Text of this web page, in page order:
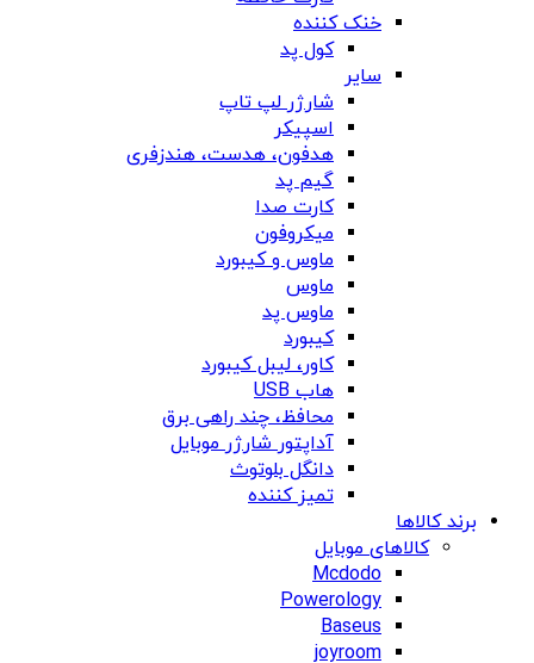
خنک کننده
کول پد
سایر
شارژر لپ تاپ
اسپیکر
هدفون، هدست، هندزفری
گیم پد
کارت صدا
میکروفون
ماوس و کیبورد
ماوس
ماوس پد
کیبورد
کاور، لیبل کیبورد
هاب USB
محافظ، چند راهی برق
آداپتور شارژر موبایل
دانگل بلوتوث
تمیز کننده
برند کالاها
کالاهای موبایل
Mcdodo
Powerology
Baseus
joyroom